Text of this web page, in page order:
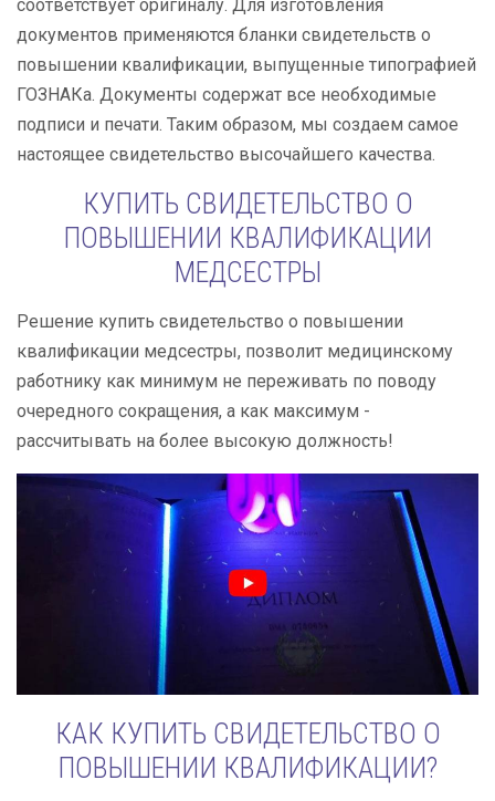
соответствует оригиналу. Для изготовления
документов применяются бланки свидетельств о
повышении квалификации, выпущенные типографией
ГОЗНАКа. Документы содержат все необходимые
подписи и печати. Таким образом, мы создаем самое
настоящее свидетельство высочайшего качества.
КУПИТЬ СВИДЕТЕЛЬСТВО О
ПОВЫШЕНИИ КВАЛИФИКАЦИИ
МЕДСЕСТРЫ
Решение купить свидетельство о повышении
квалификации медсестры, позволит медицинскому
работнику как минимум не переживать по поводу
очередного сокращения, а как максимум -
рассчитывать на более высокую должность!
КАК КУПИТЬ СВИДЕТЕЛЬСТВО О
ПОВЫШЕНИИ КВАЛИФИКАЦИИ?